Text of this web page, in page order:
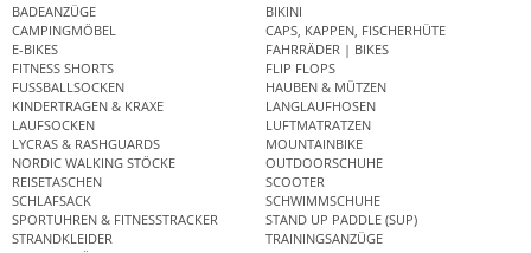
BADEANZÜGE
BIKINI
CAMPINGMÖBEL
CAPS, KAPPEN, FISCHERHÜTE
E-BIKES
FAHRRÄDER | BIKES
FITNESS SHORTS
FLIP FLOPS
FUSSBALLSOCKEN
HAUBEN & MÜTZEN
KINDERTRAGEN & KRAXE
LANGLAUFHOSEN
LAUFSOCKEN
LUFTMATRATZEN
LYCRAS & RASHGUARDS
MOUNTAINBIKE
NORDIC WALKING STÖCKE
OUTDOORSCHUHE
REISETASCHEN
SCOOTER
SCHLAFSACK
SCHWIMMSCHUHE
SPORTUHREN & FITNESSTRACKER
STAND UP PADDLE (SUP)
STRANDKLEIDER
TRAININGSANZÜGE